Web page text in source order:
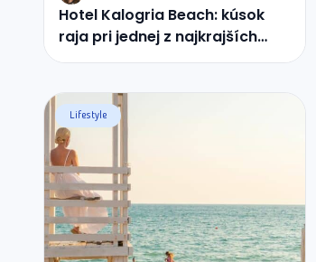
Hotel Kalogria Beach: kúsok
raja pri jednej z najkrajších
pláží Grécka
Lifestyle